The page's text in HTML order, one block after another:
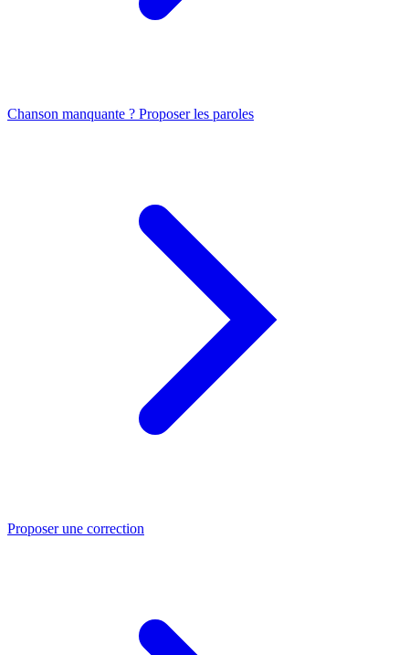
Chanson manquante ? Proposer les paroles
Proposer une correction